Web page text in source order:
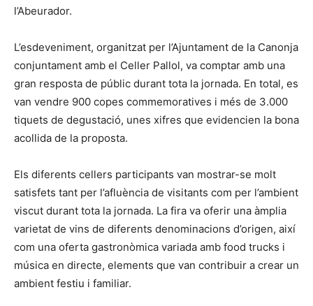
l’Abeurador.
L’esdeveniment, organitzat per l’Ajuntament de la Canonja
conjuntament amb el Celler Pallol, va comptar amb una
gran resposta de públic durant tota la jornada. En total, es
van vendre 900 copes commemoratives i més de 3.000
tiquets de degustació, unes xifres que evidencien la bona
acollida de la proposta.
Els diferents cellers participants van mostrar-se molt
satisfets tant per l’afluència de visitants com per l’ambient
viscut durant tota la jornada. La fira va oferir una àmplia
varietat de vins de diferents denominacions d’origen, així
com una oferta gastronòmica variada amb food trucks i
música en directe, elements que van contribuir a crear un
ambient festiu i familiar.